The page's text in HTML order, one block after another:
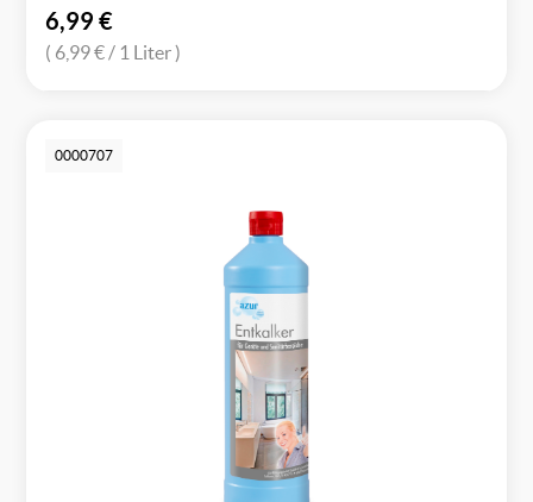
6,99 €
( 6,99 €/ 1 Liter )
0000707